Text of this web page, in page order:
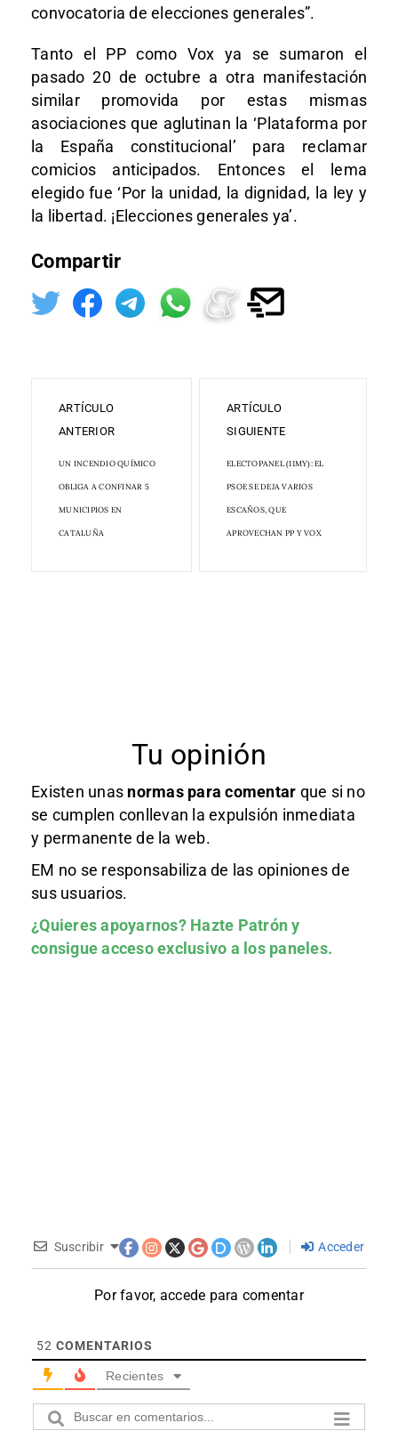
convocatoria de elecciones generales”.
Tanto el PP como Vox ya se sumaron el
pasado 20 de octubre a otra manifestación
similar promovida por estas mismas
asociaciones que aglutinan la ‘Plataforma por
la España constitucional’ para reclamar
comicios anticipados. Entonces el lema
elegido fue ‘Por la unidad, la dignidad, la ley y
la libertad. ¡Elecciones generales ya’.
Compartir
ARTÍCULO
ANTERIOR
UN INCENDIO QUÍMICO
OBLIGA A CONFINAR 5
MUNICIPIOS EN
CATALUÑA
ARTÍCULO
SIGUIENTE
ELECTOPANEL (11MY): EL
PSOE SE DEJA VARIOS
ESCAÑOS, QUE
APROVECHAN PP Y VOX
Tu opinión
Existen unas normas para comentar que si no
se cumplen conllevan la expulsión inmediata
y permanente de la web.
EM no se responsabiliza de las opiniones de
sus usuarios.
¿Quieres apoyarnos? Hazte Patróny
consigue acceso exclusivo a los paneles.
Suscribir Acceder
Por favor, accede para comentar
52 COMENTARIOS
Recientes